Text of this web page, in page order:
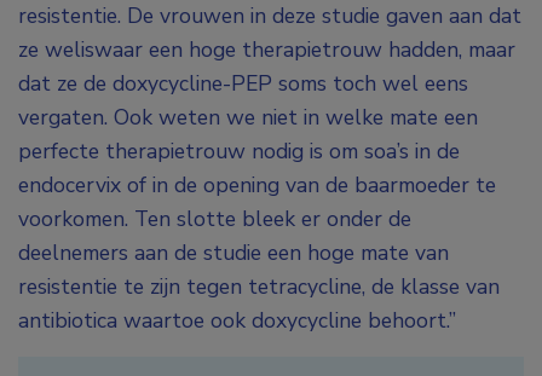
resistentie. De vrouwen in deze studie gaven aan dat
ze weliswaar een hoge therapietrouw hadden, maar
dat ze de doxycycline-PEP soms toch wel eens
vergaten. Ook weten we niet in welke mate een
perfecte therapietrouw nodig is om soa’s in de
endocervix of in de opening van de baarmoeder te
voorkomen. Ten slotte bleek er onder de
deelnemers aan de studie een hoge mate van
resistentie te zijn tegen tetracycline, de klasse van
antibiotica waartoe ook doxycycline behoort.”